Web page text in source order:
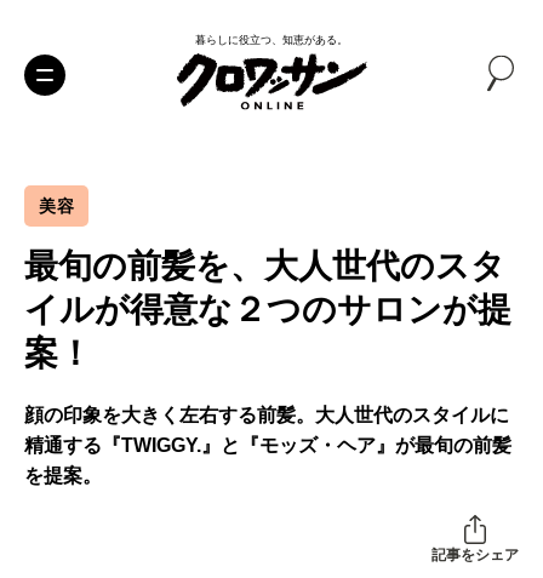
暮らしに役立つ、知恵がある。
美容
最旬の前髪を、大人世代のスタ
イルが得意な２つのサロンが提
案！
顔の印象を大きく左右する前髪。大人世代のスタイルに
精通する『TWIGGY.』と『モッズ・ヘア』が最旬の前髪
を提案。
記事をシェア